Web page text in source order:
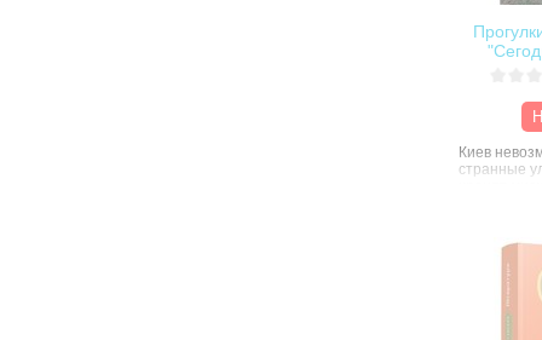
Киев
странные
столицы,
известных